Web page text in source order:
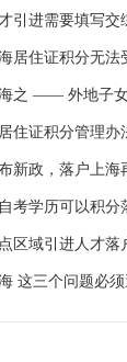
引进需要填写交
之 —— 外地子女
新政，落户上海
考学历可以积分